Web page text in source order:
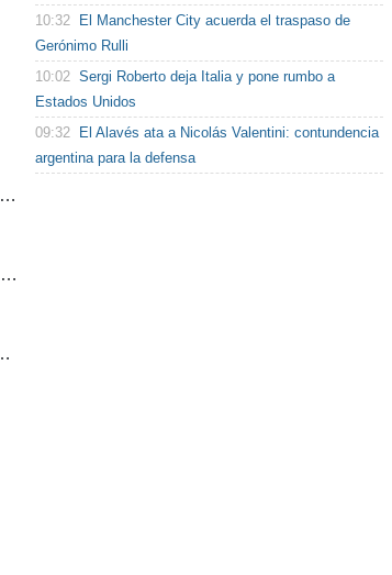
10:32
El Manchester City acuerda el traspaso de
Gerónimo Rulli
10:02 Sergi Roberto deja Italia y pone rumbo a
Estados Unidos
09:32
El Alavés ata a Nicolás Valentini: contundencia
argentina para la defensa